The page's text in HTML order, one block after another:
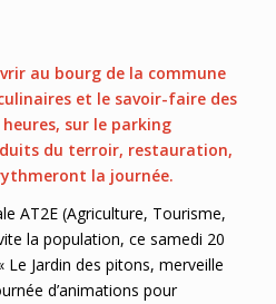
au bourg de la commune
et le savoir-faire des
sur le parking
du terroir, restauration,
la journée.
AT2E (Agriculture, Tourisme,
la population, ce samedi 20
Jardin des pitons, merveille
d’animations pour